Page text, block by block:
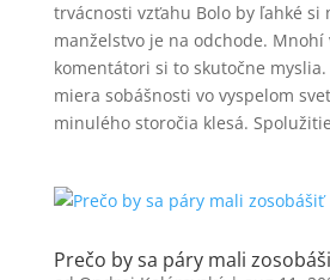
trvácnosti vzťahu Bolo by ľahké si
manželstvo je na odchode. Mnohí
komentátori si to skutočne myslia.
miera sobášnosti vo vyspelom
minulého storočia klesá.
Prečo by sa páry mali